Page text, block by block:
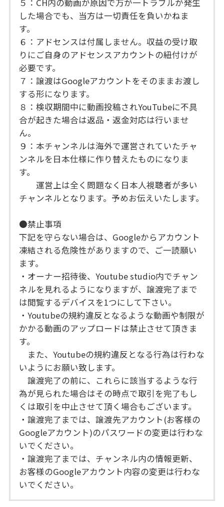
した場合でも、当方は一切責任を負いかねま
す。
６：アドセンスは付属しません。収益の受け取
りにご自身のアドセンスアカウントの紐付けが
必要です。
７：譲渡はGoogleアカウントをそのままお渡し
する形になります。
８：検収期間中に動画投稿されYouTubeに不具
合が起きた場合は返品・返金対応は行いませ
ん。
９：本チャンネルは海外で運営されていたチャ
ンネルを日本仕様に作り替えたものになりま
す。
運営上は全く問題なく日本人視聴者が多い
チャンネルとなります。予めお伝えいたします。
●禁止事項
下記を守らない場合は、Googleからアカウント
凍結される危険性がありますので、ご一読願い
ます。
・オーナー招待後、Youtube studio内でチャン
ネルを見れるようになりますが、譲渡完了まで
は閲覧するデバイスを1つにして下さい。
・Youtubeの規約違反となるような動画や制限が
かかる動画のアップロードは禁止させて頂きま
す。
また、Youtubeの規約違反となる行為は行わな
いようにお願い致します。
譲渡完了の前に、これらに該当するような行
為が見られた場合はその時点で取引を完了もし
くは取引を中止させて頂く場合もございます。
・譲渡完了までは、譲渡先アカウント(お客様の
Googleアカウント)のパスワードの変更は行わな
いでください。
・譲渡完了までは、チャンネル内の情報更新、
お客様のGoogleアカウント内容の変更は行わな
いでください。